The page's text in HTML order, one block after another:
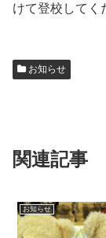
けて登校してく
お知らせ
関連記事
お知らせ